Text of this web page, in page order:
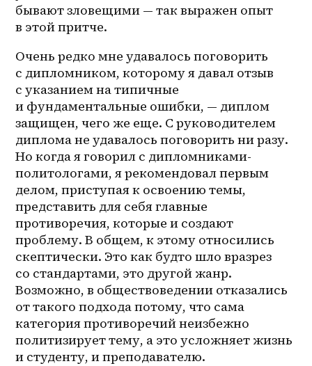
бывают зловещими — так выражен опыт
в этой притче.
Очень редко мне удавалось поговорить
с дипломником, которому я давал отзыв
с указанием на типичные
и фундаментальные ошибки, — диплом
защищен, чего же еще. С руководителем
диплома не удавалось поговорить ни разу.
Но когда я говорил с дипломниками-
политологами, я рекомендовал первым
делом, приступая к освоению темы,
представить для себя главные
противоречия, которые и создают
проблему. В общем, к этому относились
скептически. Это как будто шло вразрез
со стандартами, это другой жанр.
Возможно, в обществоведении отказались
от такого подхода потому, что сама
категория противоречий неизбежно
политизирует тему, а это усложняет жизнь
и студенту, и преподавателю.